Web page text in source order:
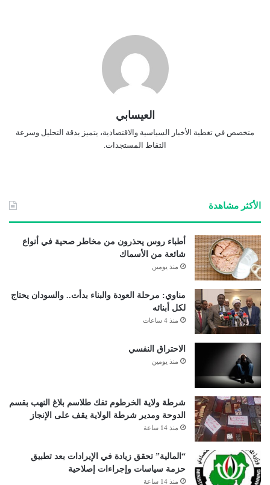
العيسابي
متخصص في تغطية الأخبار السياسية والاقتصادية، يتميز بدقة التحليل وسرعة
التقاط المستجدات.
الأكثر مشاهدة
أطباء روس يحذرون من مخاطر صحية في أنواع
شائعة من الأسماك
منذ يومين
مناوي: مرحلة العودة والبناء بدأت.. والسودان يحتاج
لكل أبنائه
منذ 4 ساعات
الاحتراق النفسي
منذ يومين
شرطة ولاية الخرطوم تفك طلاسم بلاغ النهب بقسم
الدوحة ومدير شرطة الولاية يقف على الإنجاز
منذ 14 ساعة
“المالية” تحقق زيادة في الإيرادات بعد تطبيق
حزمة سياسات وإجراءات إصلاحية
منذ 14 ساعة